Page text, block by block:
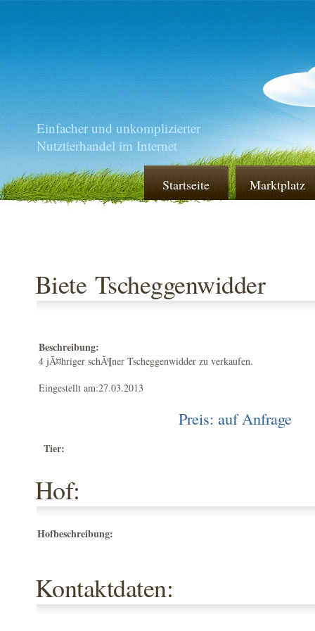
Einfacher und unkomplizierter
Nutztierhandel im Internet
Startseite Marktplatz
Biete Tscheggenwidder
Beschreibung:
4 jÃ¤hriger schÃ¶ner Tscheggenwidder zu verkaufen.
Eingestellt am:27.03.2013
Preis: auf Anfrage
Tier:
Hof:
Hofbeschreibung:
Kontaktdaten: